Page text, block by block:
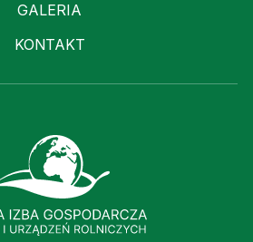
GALERIA
KONTAKT